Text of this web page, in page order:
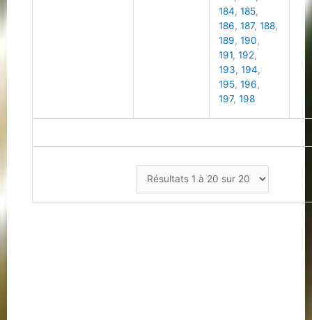
184,185,
186,187,188,
189,190,
191,192,
193,194,
195,196,
197,198